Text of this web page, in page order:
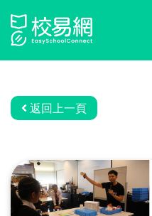
搜
務
資
訊
返回上一頁